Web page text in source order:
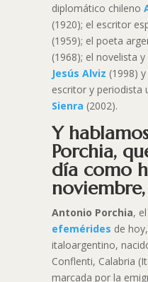
diplomático chileno
(1920); el escritor
(1959); el poeta
(1968); el novelista
Jesús Alviz (1998)
escritor y periodista
Sienra (2002).
Y
Porchia,
día como
Antonio Porchia,
efemérides de
italoargentino,
Conflenti, Calabria
marcada por la